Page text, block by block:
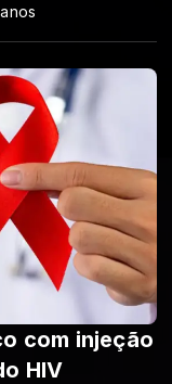
com injeção
HIV